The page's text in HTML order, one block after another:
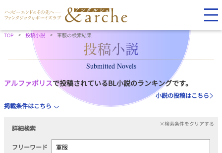
TOP 投稿小説 軍服の検索結果
Submitted Novels
アルファポリスで投稿されているBL小説のランキングです。
小説の投稿はこちら
掲載条件はこちら
詳細検索
×検索条件をクリアする
フリーワード